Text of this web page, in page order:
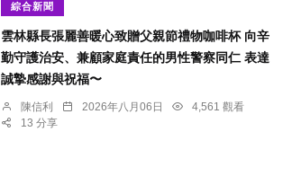
綜合新聞
雲林縣長張麗善暖心致贈父親節禮物咖啡杯 向辛
勤守護治安、兼顧家庭責任的男性警察同仁 表達
誠摯感謝與祝福〜
陳信利 2026年八月06日
4,561 觀看
13 分享